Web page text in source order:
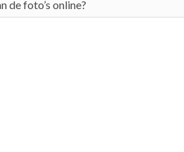
de foto’s online?